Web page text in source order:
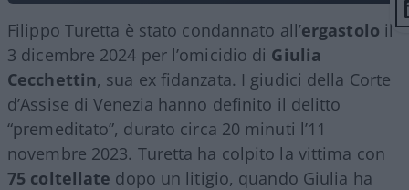
Filippo Turetta è stato condannato all’ergastolo il
3 dicembre 2024 per l’omicidio di Giulia
Cecchettin, sua ex fidanzata. I giudici della Corte
d’Assise di Venezia hanno definito il delitto
“premeditato”, durato circa 20 minuti l’11
novembre 2023. Turetta ha colpito la vittima con
75 coltellate dopo un litigio, quando Giulia ha